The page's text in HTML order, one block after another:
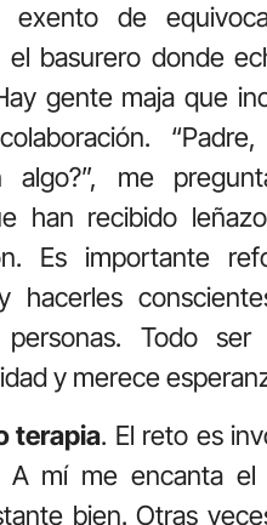
exento de
basurero donde
gente maja que
algo?”, me
han recibido
Es importante
hacerles
Todo ser
y merece
terapia. El reto es
A mí me encanta
bien. Otras